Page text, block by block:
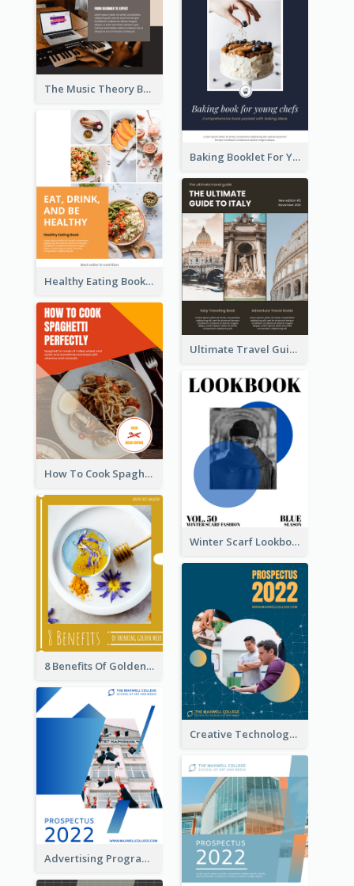
The Music Theory Booklet
Baking Booklet For Young Chefs
Healthy Eating Booklet
Ultimate Travel Guide To Italy Booklet
How To Cook Spaghetti Booklet
Winter Scarf Lookbook
8 Benefits Of Golden Milk Booklet
Creative Technology College Prospectus
Advertising Program College Prospectus